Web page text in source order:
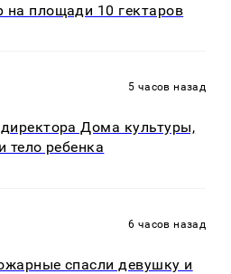
площади 10 гектаров
5 часов назад
Дома культуры,
тело ребенка
6 часов назад
спасли девушку и